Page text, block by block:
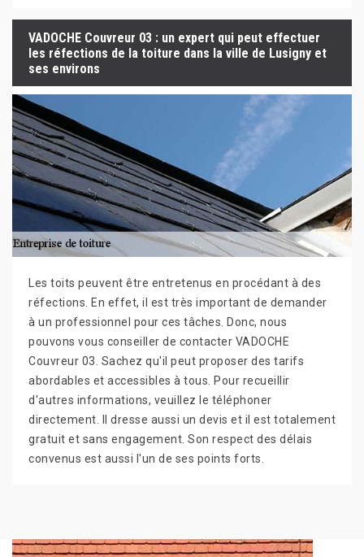
VADOCHE Couvreur 03 : un expert qui peut effectuer
les réfections de la toiture dans la ville de Lusigny et
ses environs
Les toits peuvent être entretenus en procédant à des
réfections. En effet, il est très important de demander
à un professionnel pour ces tâches. Donc, nous
pouvons vous conseiller de contacter VADOCHE
Couvreur 03. Sachez qu'il peut proposer des tarifs
abordables et accessibles à tous. Pour recueillir
d'autres informations, veuillez le téléphoner
directement. Il dresse aussi un devis et il est totalement
gratuit et sans engagement. Son respect des délais
convenus est aussi l'un de ses points forts.